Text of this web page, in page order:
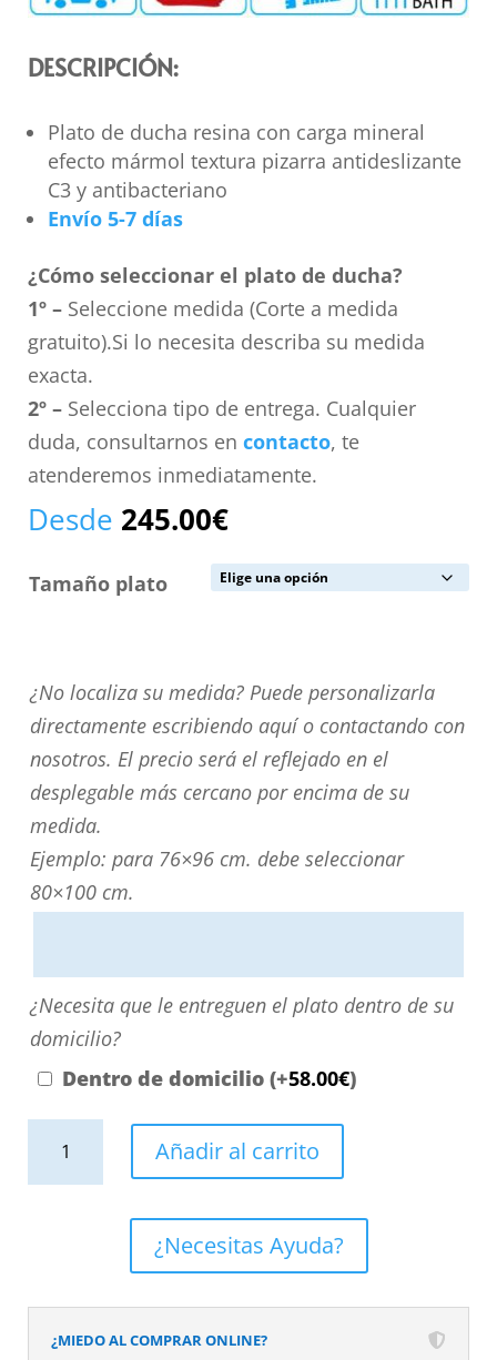
DESCRIPCIÓN:
Plato de ducha resina con carga mineral
efecto mármol textura pizarra antideslizante
C3 y antibacteriano
Envío 5-7 días
¿Cómo seleccionar el plato de ducha?
1º –Seleccione medida (Corte a medida
gratuito).Si lo necesita describa su medida
exacta.
2º –Selecciona tipo de entrega. Cualquier
duda, consultarnos en contacto, te
atenderemos inmediatamente.
Desde 245.00€
Tamaño plato
¿No
localiza
su
medida?
Puede
personalizarla
directamente
contactando
nosotros.
El
precio
será
¿No localiza su medida? Puede personalizarla
directamente escribiendo aquí o contactando con
nosotros. El precio será el reflejado en el
desplegable más cercano por encima de su
medida.
Ejemplo: para 76×96 cm. debe seleccionar
80×100 cm.
¿Necesita
que
le
domicilio?
¿Necesita que le entreguen el plato dentro de su
domicilio?
Dentro de domicilio (+58.00€)
pizarra.
Efecto
Añadir al carrito
¿Necesitas Ayuda?
¿MIEDO AL COMPRAR ONLINE?